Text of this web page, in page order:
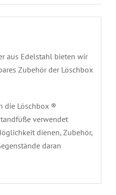
aus Edelstahl bieten wir
Zubehör der Löschbox
die Löschbox ®
verwendet
dienen, Zubehör,
daran